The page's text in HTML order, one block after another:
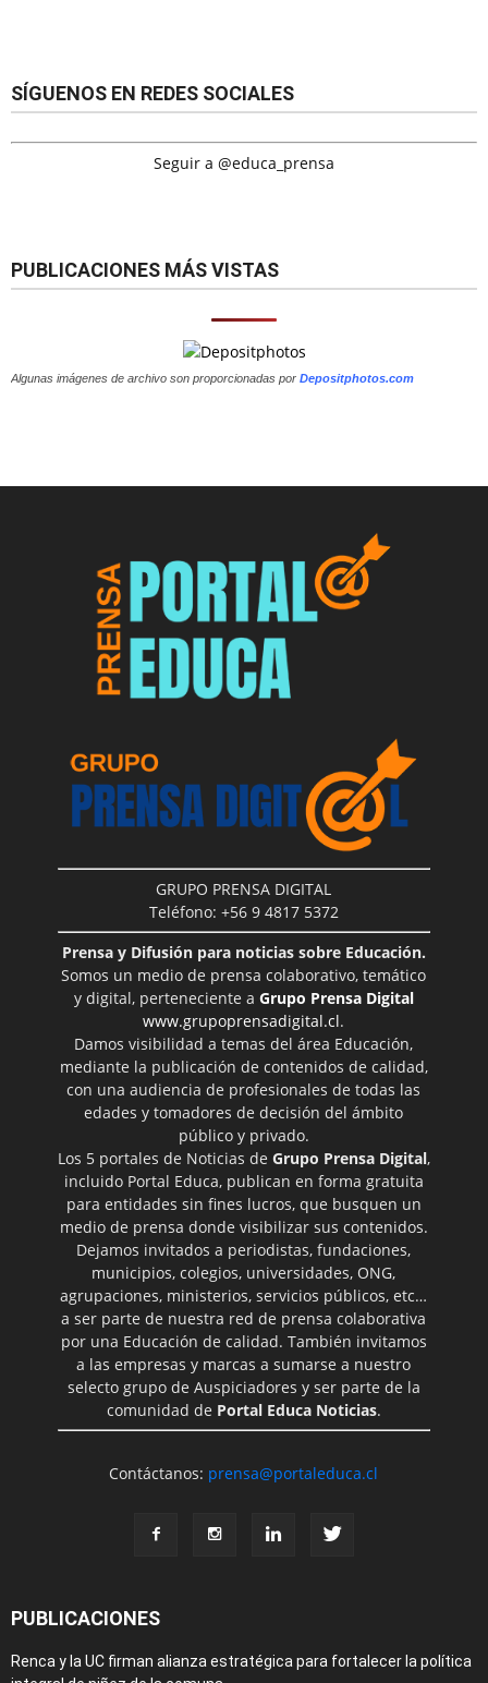
SÍGUENOS EN REDES SOCIALES
Seguir a @educa_prensa
PUBLICACIONES MÁS VISTAS
Algunas imágenes de archivo son proporcionadas por Depositphotos.com
GRUPO PRENSA DIGITAL
Teléfono: +56 9 4817 5372
Prensa y Difusión para noticias sobre Educación.
Somos un medio de prensa colaborativo, temático
y digital, perteneciente a Grupo Prensa Digital
www.grupoprensadigital.cl.
Damos visibilidad a temas del área Educación,
mediante la publicación de contenidos de calidad,
con una audiencia de profesionales de todas las
edades y tomadores de decisión del ámbito
público y privado.
Los 5 portales de Noticias de Grupo Prensa Digital,
incluido Portal Educa, publican en forma gratuita
para entidades sin fines lucros, que busquen un
medio de prensa donde visibilizar sus contenidos.
Dejamos invitados a periodistas, fundaciones,
municipios, colegios, universidades, ONG,
agrupaciones, ministerios, servicios públicos, etc…
a ser parte de nuestra red de prensa colaborativa
por una Educación de calidad. También invitamos
a las empresas y marcas a sumarse a nuestro
selecto grupo de Auspiciadores y ser parte de la
comunidad de Portal Educa Noticias.
Contáctanos: prensa@portaleduca.cl
PUBLICACIONES
Renca y la UC firman alianza estratégica para fortalecer la política